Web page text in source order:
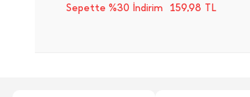
Sepette %30 İndirim
159,98 TL